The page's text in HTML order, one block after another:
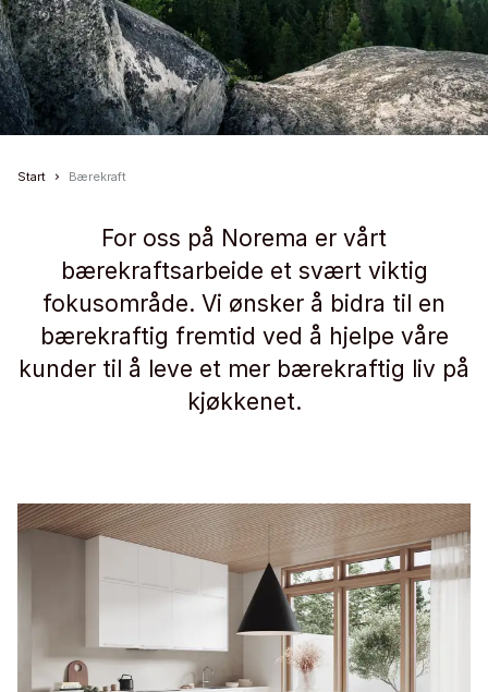
Start Bærekraft
For oss på Norema er vårt
bærekraftsarbeide et svært viktig
fokusområde. Vi ønsker å bidra til en
bærekraftig fremtid ved å hjelpe våre
kunder til å leve et mer bærekraftig liv på
kjøkkenet.